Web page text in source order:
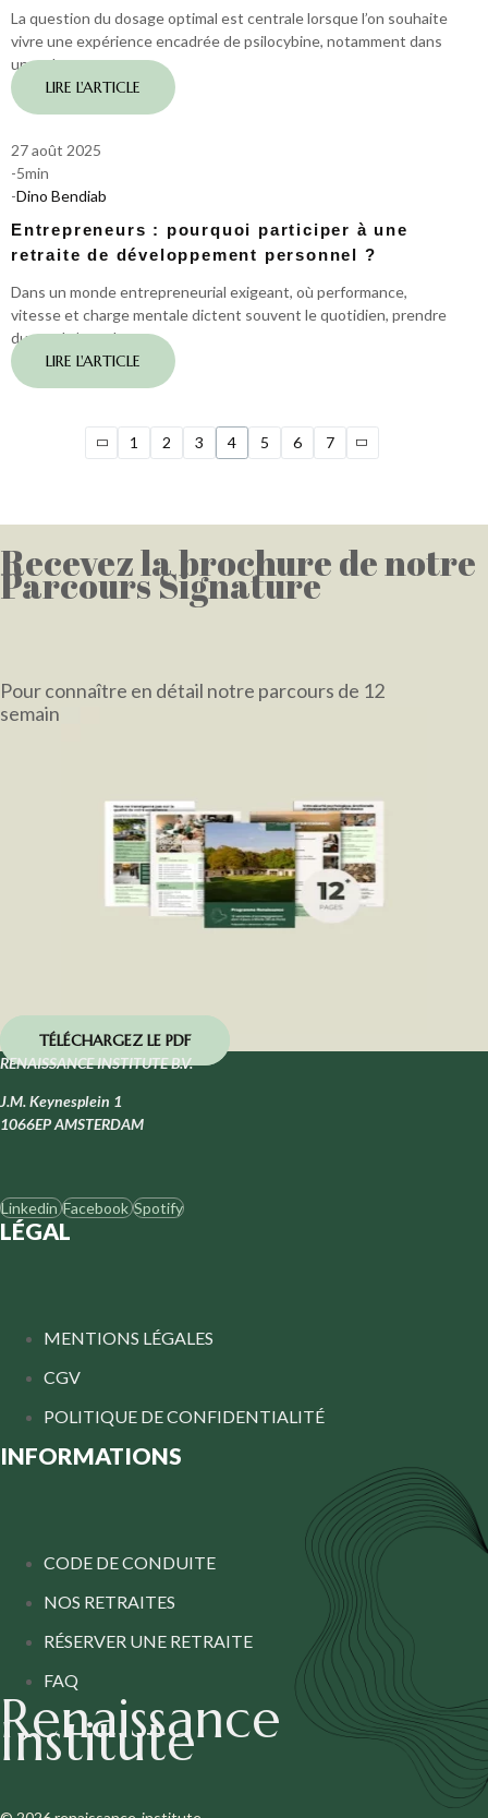
La question du dosage optimal est centrale lorsque l’on souhaite
vivre une expérience encadrée de psilocybine, notamment dans
un cadre…
LIRE L'ARTICLE
27 août 2025
-5min
-Dino Bendiab
Entrepreneurs : pourquoi participer à une
retraite de développement personnel ?
Dans un monde entrepreneurial exigeant, où performance,
vitesse et charge mentale dictent souvent le quotidien, prendre
du recul n’est plus…
LIRE L'ARTICLE
1 2 3 4 5 6 7
Recevez la brochure de notre
Parcours Signature
Pour connaître en détail notre parcours de 12
semaines
TÉLÉCHARGEZ LE PDF
RENAISSANCE INSTITUTE B.V.
J.M. Keynesplein 1
1066EP AMSTERDAM
Linkedin Facebook Spotify
LÉGAL
MENTIONS LÉGALES
CGV
POLITIQUE DE CONFIDENTIALITÉ
INFORMATIONS
CODE DE CONDUITE
NOS RETRAITES
RÉSERVER UNE RETRAITE
FAQ
Renaissance
Institute